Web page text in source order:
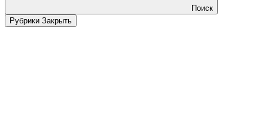
Поиск
Рубрики Закрыть